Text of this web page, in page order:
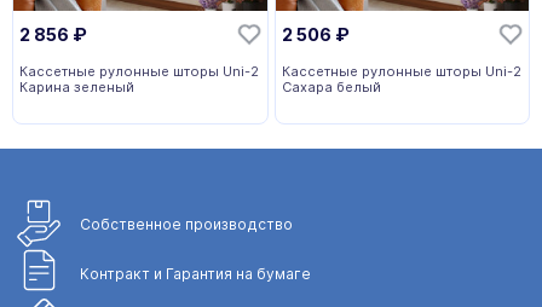
2 856 ₽
Кассетные рулонные шторы Uni-2
Карина зеленый
2 506 ₽
Кассетные рулонные шторы Uni-2
Сахара белый
Собственное производство
Контракт и Гарантия на бумаге